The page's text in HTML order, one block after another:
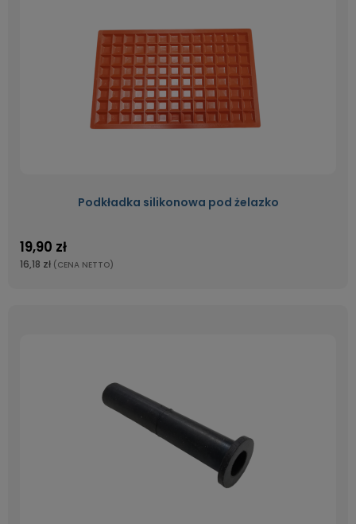
Podkładka silikonowa pod żelazko
19,90 zł
16,18 zł (CENA NETTO)